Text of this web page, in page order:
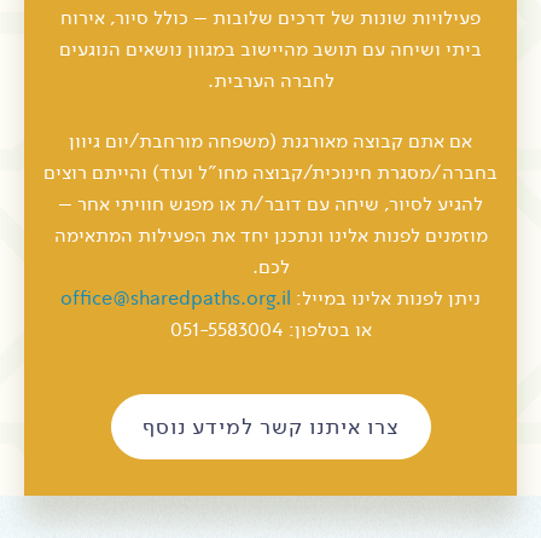
פעילויות שונות של דרכים שלובות – כולל סיור, אירוח
ביתי ושיחה עם תושב מהיישוב במגוון נושאים הנוגעים
לחברה הערבית.
אם אתם קבוצה מאורגנת (משפחה מורחבת/יום גיוון
בחברה/מסגרת חינוכית/קבוצה מחו"ל ועוד) והייתם רוצים
להגיע לסיור, שיחה עם דובר/ת או מפגש חוויתי אחר –
מוזמנים לפנות אלינו ונתכנן יחד את הפעילות המתאימה
לכם.
ניתן לפנות אלינו במייל: office@sharedpaths.org.il
או בטלפון: 051-5583004
צרו איתנו קשר למידע נוסף